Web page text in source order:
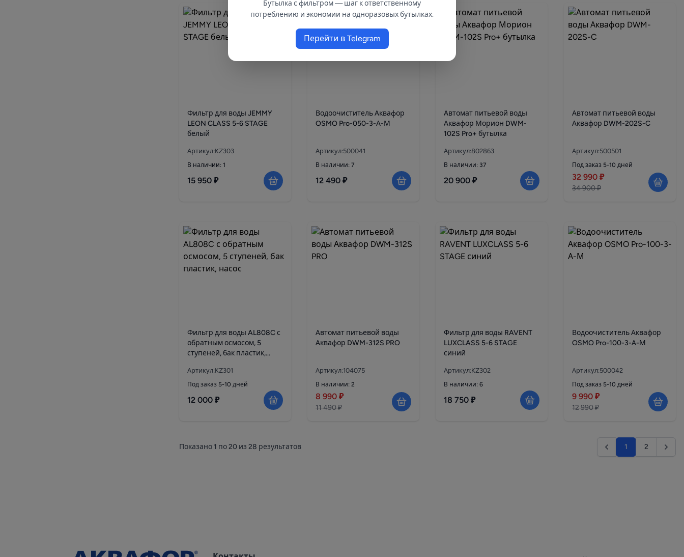
Фильтр для воды JEMMY
LEON CLASS 5-6 STAGE
белый
Артикул:KZ303
В наличии: 1
15 950 ₽
Водоочиститель Аквафор
OSMO Pro-050-3-А-М
Артикул:500041
В наличии: 7
12 490 ₽
Автомат питьевой воды
Аквафор Морион DWM-
102S Pro+ бутылка
Артикул:802863
В наличии: 37
20 900 ₽
Автомат питьевой воды
Аквафор DWM-202S-C
Артикул:500501
Под заказ 5-10 дней
32 990 ₽
34 900 ₽
Фильтр для воды AL808C с
обратным осмосом, 5
ступеней, бак пластик,
Артикул:KZ301
Под заказ 5-10 дней
12 000 ₽
Автомат питьевой воды
Аквафор DWM-312S PRO
Артикул:104075
В наличии: 2
8 990 ₽
11 490 ₽
Фильтр для воды RAVENT
LUXCLASS 5-6 STAGE
синий
Артикул:KZ302
В наличии: 6
18 750 ₽
Водоочиститель Аквафор
OSMO Pro-100-3-А-М
Артикул:500042
Под заказ 5-10 дней
9 990 ₽
12 990 ₽
Показано 1 по20 из 28 результатов 1 2
Бутылка с фильтром — шаг к ответственному
потреблению и экономии на одноразовых бутылках.
Перейти в Telegram